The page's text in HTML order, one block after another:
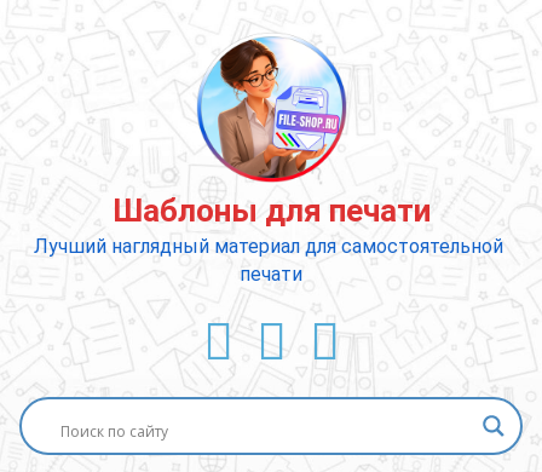
содержимому
Шаблоны для печати
Лучший наглядный материал для самостоятельной
печати
ВКонтакте
YouTube
E-mail